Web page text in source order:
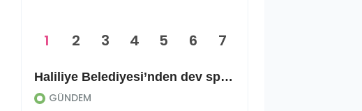
Haliliye Belediyesi’nden dev spor yatırımı: Okçuluk sahası ve kapalı salon yapılıyor
GÜNDEM
1 2 3 4 5 6 7